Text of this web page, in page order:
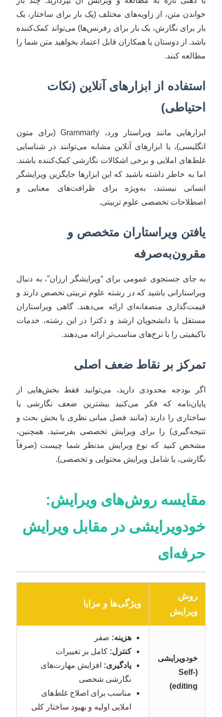
خواندن متن، از زاویه‌های مختلف (یک بار برای ساختار، یک
بار برای نگارش، یک بار برای رفرنس‌ها) می‌تواند کمک‌کننده
باشد. از دوستان یا همکاران قابل اعتماد بخواهید متن شما را
مطالعه کنند.
استفاده از ابزارهای آنلاین (نکات
احتیاطی)
ابزارهایی مانند ویراستار ورد، Grammarly (برای متون
انگلیسی)، یا ابزارهای آنلاین مشابه می‌توانند در شناسایی
غلط‌های املایی و برخی اشکالات نگارشی کمک‌کننده باشند.
اما به خاطر داشته باشید که این ابزارها جایگزین ویرایشگر
انسانی نیستند، به‌ویژه برای ظرافت‌های معنایی و
اصطلاحات تخصصی علوم تربیتی.
یافتن ویراستاران متخصص و
مقرون‌به‌صرفه
به جای جستجوی عمومی برای “ویرایشگر ارزان”، به دنبال
ویراستارانی باشید که در رشته علوم تربیتی تخصص دارند و
قیمت‌گذاری منصفانه‌ای ارائه می‌دهند. گاهی ویراستاران
مستقل یا دانشجویان ارشد و دکترا در این رشته، خدمات
باکیفیتی را با نرخ‌های مناسب‌تر ارائه می‌دهند.
تمرکز بر نقاط ضعف اصلی
اگر بودجه محدودی دارید، می‌توانید فقط بخش‌هایی از
پایان‌نامه که فکر می‌کنید بیشترین ضعف نگارشی یا
ساختاری را دارند (مانند فصل مبانی نظری یا بخش بحث و
نتیجه‌گیری) را برای ویرایش تخصصی بفرستید. همچنین،
مشخص کنید که نوع ویرایش مدنظر شما چیست (صرفاً
نگارشی، یا شامل ویرایش محتوایی و تخصصی).
مقایسه روش‌های ویرایش:
خودویرایشی در مقابل ویرایش
حرفه‌ای
روش
ویرایش
ویژگی‌ها و مزایا
خودویرایشی
(Self-
editing)
هزینه: صفر
کنترل: کامل بر تغییرات
یادگیری: افزایش مهارت‌های
نگارشی شخصی
مناسب برای اصلاح غلط‌های
املایی اولیه و بهبود ساختار کلی